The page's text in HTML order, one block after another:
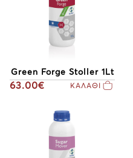
Green Forge Stoller 1Lt
63.00€ ΚΑΛΑΘΙ